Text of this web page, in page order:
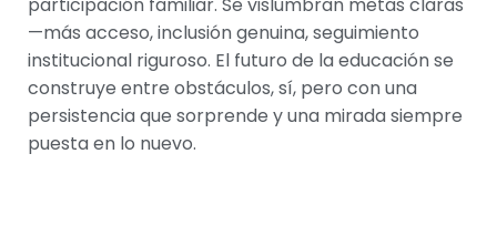
—más acceso, inclusión genuina, seguimiento
institucional riguroso. El futuro de la educación se
construye entre obstáculos, sí, pero con una
persistencia que sorprende y una mirada siempre
puesta en lo nuevo.